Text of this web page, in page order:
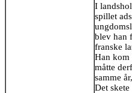
I
spillet
blev han
franske
Han kom
måtte
samme
Det